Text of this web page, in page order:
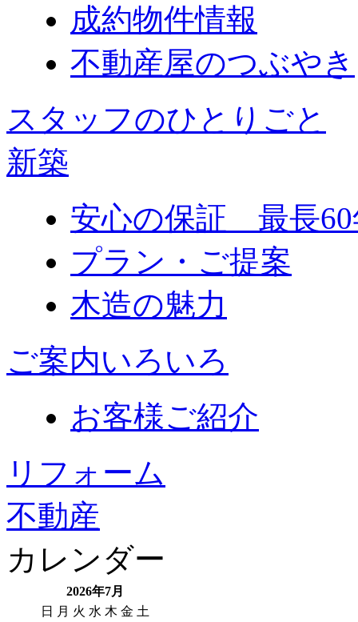
成約物件情報
不動産屋のつぶやき
スタッフのひとりごと
新築
安心の保証 最長60
プラン・ご提案
木造の魅力
ご案内いろいろ
お客様ご紹介
リフォーム
不動産
カレンダー
2026年7月
日
月 火 水 木 金 土